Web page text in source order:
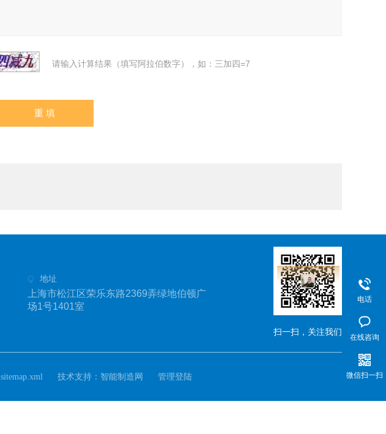
请输入计算结果（填写阿拉伯数字），如：三加四=7
地址
上海市松江区荣乐东路2369弄绿地伯顿广
场1号1401室
扫一扫，关注我们
sitemap.xml 技术支持： 智能制造网 管理登陆
电话
在线咨询
微信扫一扫